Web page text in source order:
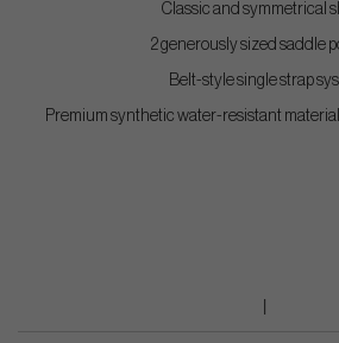
Classic and symmetrical
2 generously sized saddle
Belt-style single strap
Premium synthetic water-resistant